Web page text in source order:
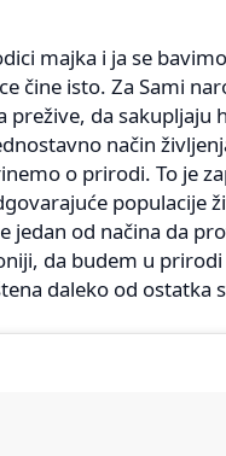
majka i ja se
čine isto. Za Sami
prežive, da sakupljaju
način
o prirodi. To je
populacije
jedan od načina da
da budem u
daleko od ostatka